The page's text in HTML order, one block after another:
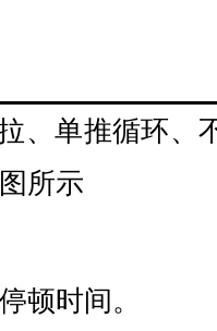
、单推循环、
所示
顿时间。